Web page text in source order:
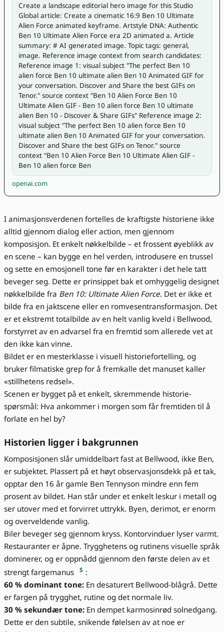
Create a landscape editorial hero image for this Studio
Global article: Create a cinematic 16:9 Ben 10 Ultimate
Alien Force animated keyframe. Artstyle DNA: Authentic
Ben 10 Ultimate Alien Force era 2D animated a. Article
summary: # AI generated image. Topic tags: general,
image. Reference image context from search candidates:
Reference image 1: visual subject "The perfect Ben 10
alien force Ben 10 ultimate alien Ben 10 Animated GIF for
your conversation. Discover and Share the best GIFs on
Tenor." source context "Ben 10 Alien Force Ben 10
Ultimate Alien GIF - Ben 10 alien force Ben 10 ultimate
alien Ben 10 - Discover & Share GIFs" Reference image 2:
visual subject "The perfect Ben 10 alien force Ben 10
ultimate alien Ben 10 Animated GIF for your conversation.
Discover and Share the best GIFs on Tenor." source
context "Ben 10 Alien Force Ben 10 Ultimate Alien GIF -
Ben 10 alien force Ben
openai.com
I animasjonsverdenen fortelles de kraftigste historiene ikke
alltid gjennom dialog eller action, men gjennom
komposisjon. Et enkelt nøkkelbilde – et frossent øyeblikk av
en scene – kan bygge en hel verden, introdusere en trussel
og sette en emosjonell tone før en karakter i det hele tatt
beveger seg. Dette er prinsippet bak et omhyggelig designet
nøkkelbilde fra Ben 10: Ultimate Alien Force. Det er ikke et
bilde fra en jaktscene eller en romvesentransformasjon. Det
er et ekstremt totalbilde av en helt vanlig kveld i Bellwood,
forstyrret av en advarsel fra en fremtid som allerede vet at
den ikke kan vinne.
Bildet er en mesterklasse i visuell historiefortelling, og
bruker filmatiske grep for å fremkalle det manuset kaller
«stillhetens redsel».
Scenen er bygget på et enkelt, skremmende historie-
spørsmål: Hva ankommer i morgen som får fremtiden til å
forlate en hel by?
Historien ligger i bakgrunnen
Komposisjonen slår umiddelbart fast at Bellwood, ikke Ben,
er subjektet. Plassert på et høyt observasjonsdekk på et tak,
opptar den 16 år gamle Ben Tennyson mindre enn fem
prosent av bildet. Han står under et enkelt leskur i metall og
ser utover med et forvirret uttrykk. Byen, derimot, er enorm
og overveldende vanlig.
Biler beveger seg gjennom kryss. Kontorvinduer lyser varmt.
Restauranter er åpne. Trygghetens og rutinens visuelle språk
dominerer, og er oppnådd gjennom den første delen av et
strengt fargemanus
S :
60 % dominant tone: En desaturert Bellwood-blågrå. Dette
er fargen på trygghet, rutine og det normale liv.
30 % sekundær tone: En dempet karmosinrød solnedgang.
Dette er den subtile, snikende følelsen av at noe er